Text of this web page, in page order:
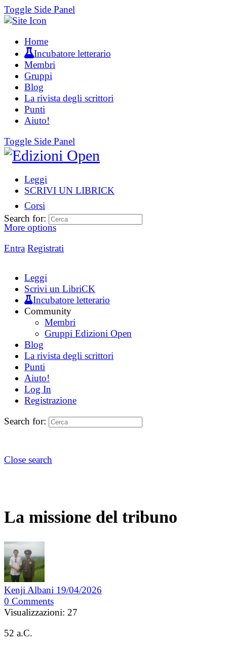
Toggle Side Panel
Home
Incubatore letterario
Membri
Gruppi
Blog
La rivista degli scrittori
Punti
Aiuto!
Toggle Side Panel
Leggi
SCRIVI UN LIBRICK
Corsi
More options
Entra Registrati
Search for:
Leggi
Scrivi un LibriCK
Incubatore letterario
Community
Membri
Gruppi Edizioni Open
Blog
La rivista degli scrittori
Punti
Aiuto!
Log In
Registrazione
Search for:
Close search
La missione del tribuno
Kenji Albani 19/04/2026
0 Comments
Visualizzazioni: 27
52 a.C.